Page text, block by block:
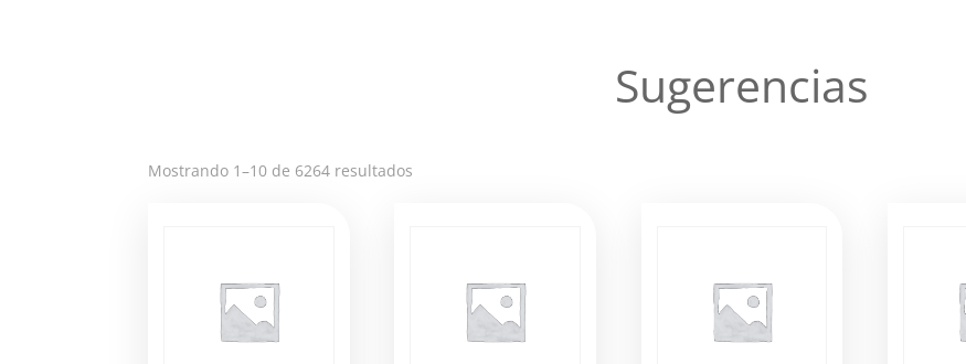
Sugerencias
Mostrando 1–10 de 6264 resultados